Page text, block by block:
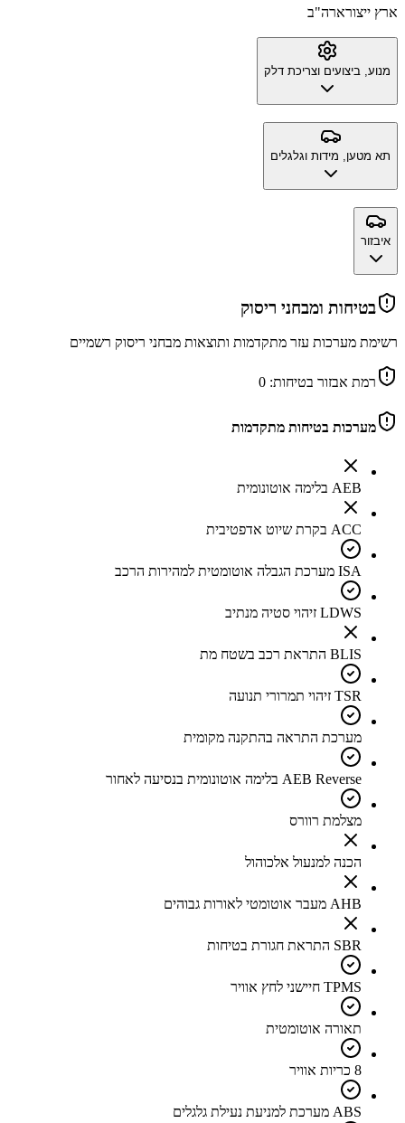
ארץ ייצורארה"ב
מנוע, ביצועים וצריכת דלק
תא מטען, מידות וגלגלים
איבזור
בטיחות ומבחני ריסוק
רשימת מערכות עזר מתקדמות ותוצאות מבחני ריסוק רשמיים
רמת אבזור בטיחות: 0
מערכות בטיחות מתקדמות
AEB בלימה אוטונומית
ACC בקרת שיוט אדפטיבית
ISA מערכת הגבלה אוטומטית למהירות הרכב
LDWS זיהוי סטיה מנתיב
BLIS התראת רכב בשטח מת
TSR זיהוי תמרורי תנועה
מערכת התראה בהתקנה מקומית
AEB Reverse בלימה אוטונומית בנסיעה לאחור
מצלמת רוורס
הכנה למנעול אלכוהול
AHB מעבר אוטומטי לאורות גבוהים
SBR התראת חגורת בטיחות
TPMS חיישני לחץ אוויר
תאורה אוטומטית
8 כריות אוויר
ABS מערכת למניעת נעילת גלגלים